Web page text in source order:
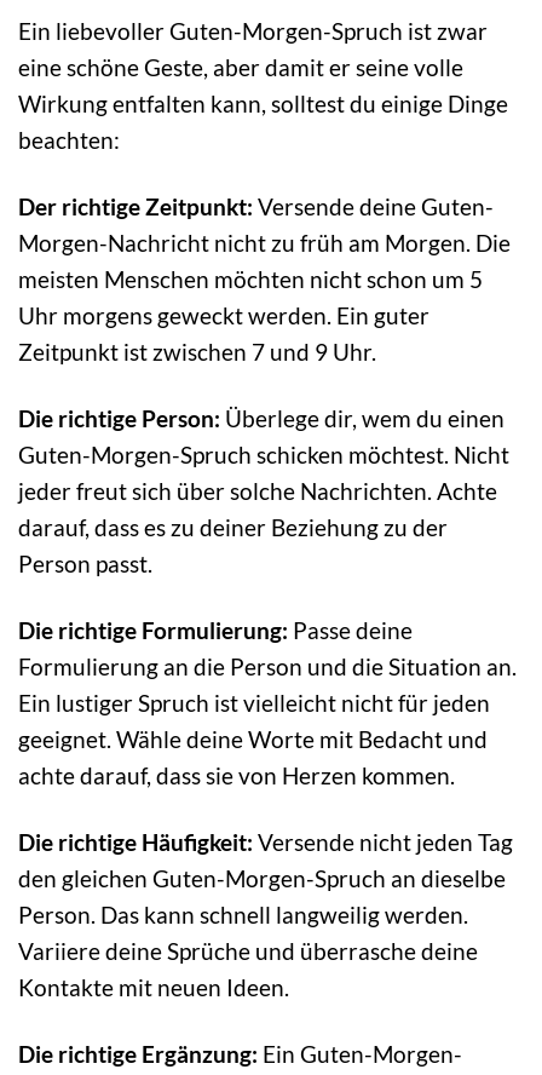
Ein liebevoller Guten-Morgen-Spruch ist zwar
eine schöne Geste, aber damit er seine volle
Wirkung entfalten kann, solltest du einige Dinge
beachten:
Der richtige Zeitpunkt: Versende deine Guten-
Morgen-Nachricht nicht zu früh am Morgen. Die
meisten Menschen möchten nicht schon um 5
Uhr morgens geweckt werden. Ein guter
Zeitpunkt ist zwischen 7 und 9 Uhr.
Die richtige Person: Überlege dir, wem du einen
Guten-Morgen-Spruch schicken möchtest. Nicht
jeder freut sich über solche Nachrichten. Achte
darauf, dass es zu deiner Beziehung zu der
Person passt.
Die richtige Formulierung: Passe deine
Formulierung an die Person und die Situation an.
Ein lustiger Spruch ist vielleicht nicht für jeden
geeignet. Wähle deine Worte mit Bedacht und
achte darauf, dass sie von Herzen kommen.
Die richtige Häufigkeit: Versende nicht jeden Tag
den gleichen Guten-Morgen-Spruch an dieselbe
Person. Das kann schnell langweilig werden.
Variiere deine Sprüche und überrasche deine
Kontakte mit neuen Ideen.
Die richtige Ergänzung: Ein Guten-Morgen-